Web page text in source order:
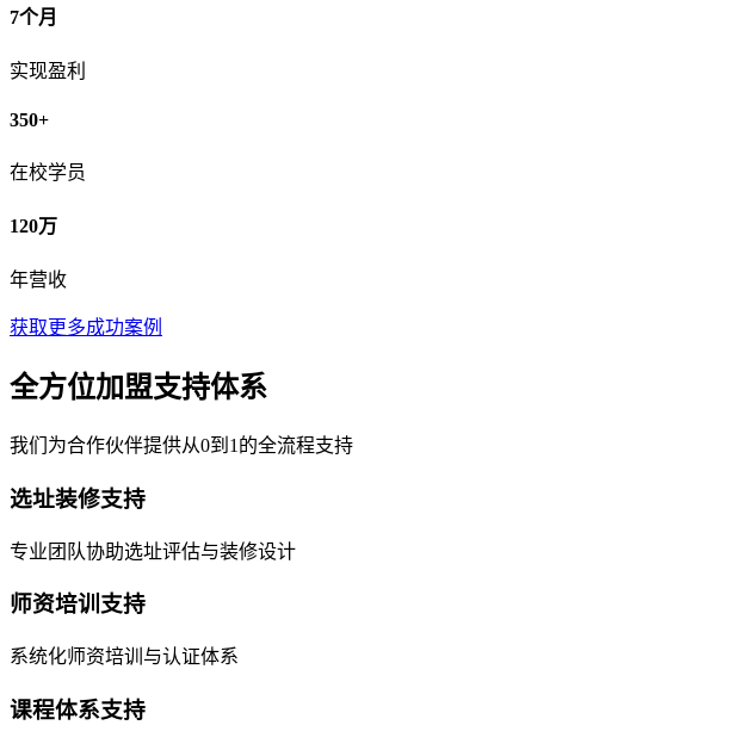
7个月
实现盈利
350+
在校学员
120万
年营收
获取更多成功案例
全方位加盟支持体系
我们为合作伙伴提供从0到1的全流程支持
选址装修支持
专业团队协助选址评估与装修设计
师资培训支持
系统化师资培训与认证体系
课程体系支持